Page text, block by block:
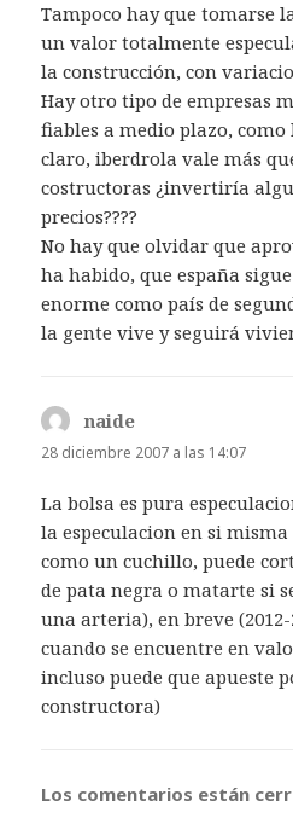
Tampoco hay que tomarse
un valor totalmente
la construcción, con
Hay otro tipo de empresas
fiables a medio plazo, como
claro, iberdrola vale más
costructoras ¿invertiría
precios????
No hay que olvidar que
ha habido, que españa
enorme como país de
la gente vive y seguirá
naide
28 diciembre 2007 a las 14:07
La bolsa es pura
la especulacion en si misma
como un cuchillo, puede
de pata negra o matarte si
una arteria), en breve
cuando se encuentre en
incluso puede que apueste
constructora)
Los comentarios están